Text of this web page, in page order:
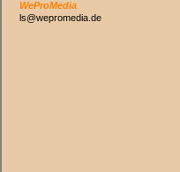
WeProMedia
ls@wepromedia.de